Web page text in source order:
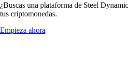
¿Buscas una plataforma de Steel
tus criptomonedas.
Empieza ahora